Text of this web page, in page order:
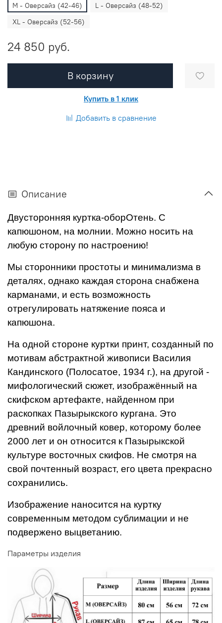
M - Оверсайз (42-46)
L - Оверсайз (48-52)
XL - Оверсайз (52-56)
24 850 руб.
В корзину
Купить в 1 клик
Добавить в сравнение
Описание
Двусторонняя куртка-оборОтень. С
капюшоном, на молнии. Можно носить на
любую сторону по настроению!
Мы сторонники простоты и минимализма в
деталях, однако каждая сторона снабжена
карманами, и есть возможность
отрегулировать натяжение пояса и
капюшона.
На одной стороне куртки принт, созданный по
мотивам абстрактной живописи Василия
Кандинского (Полосатое, 1934 г.), на другой -
мифологический сюжет, изображённый на
скифском артефакте, найденном при
раскопках Пазырыкского кургана. Это
древний войлочный ковер, которому более
2000 лет и он относится к Пазырыкской
культуре восточных скифов. Не смотря на
свой почтенный возраст, его цвета прекрасно
сохранились.
Изображение наносится на куртку
современным методом сублимации и не
подвержено выцветанию.
Параметры изделия